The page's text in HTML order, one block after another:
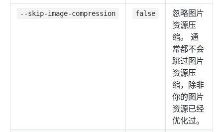
--skip-image-compression false
忽略图片
资源压
缩。 通
常都不会
跳过图片
资源压
缩，除非
你的图片
资源已经
优化过。